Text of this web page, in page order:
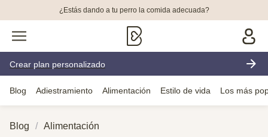
¿Estás dando a tu perro la comida adecuada?
Crear plan personalizado
Blog Adiestramiento Alimentación Estilo de vida Los más
Blog Alimentación